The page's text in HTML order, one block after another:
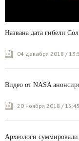
Названа дата гибели
04 декабря 2018 /
Видео от NASA
20 ноября 2018 / 15:45
Археологи